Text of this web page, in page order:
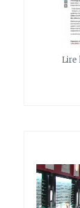
Lire
Lecteur
vidéo